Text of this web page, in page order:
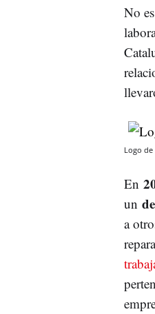
No
Logo de
En
un
a